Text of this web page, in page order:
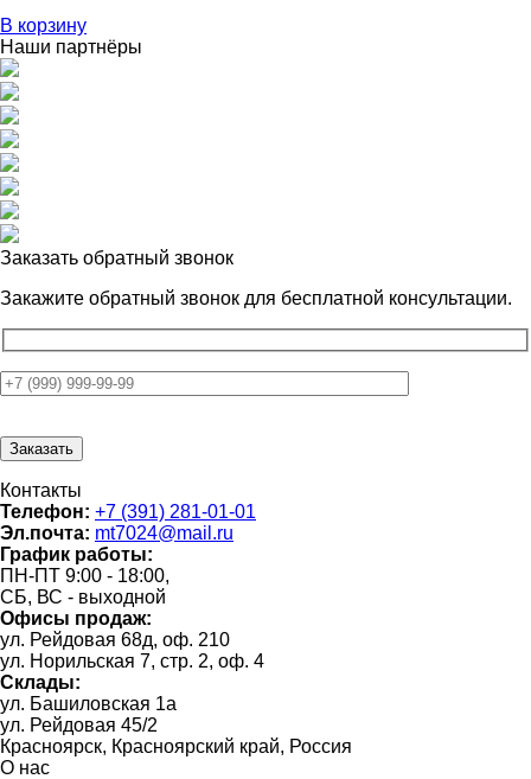
В корзину
Наши партнёры
Заказать обратный звонок
Закажите обратный звонок для бесплатной консультации.
Контакты
Телефон: +7 (391) 281-01-01
Эл.почта: mt7024@mail.ru
График работы:
ПН-ПТ 9:00 - 18:00,
СБ, ВС - выходной
Офисы продаж:
ул. Рейдовая 68д, оф. 210
ул. Норильская 7, стр. 2, оф. 4
Склады:
ул. Башиловская 1а
ул. Рейдовая 45/2
Красноярск, Красноярский край, Россия
О нас